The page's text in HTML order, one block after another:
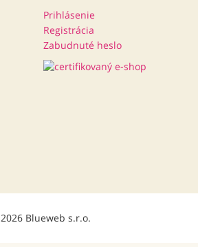
Prihlásenie
Registrácia
Zabudnuté heslo
Blueweb s.r.o.